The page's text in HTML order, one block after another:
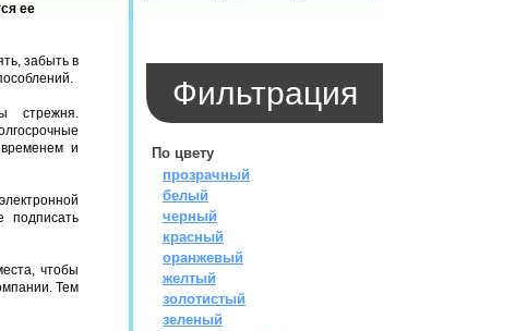
ее
забыть в
стрежня.
и
чтобы
Тем
Фильтрация
По цвету
прозрачный
белый
черный
красный
оранжевый
желтый
золотистый
зеленый